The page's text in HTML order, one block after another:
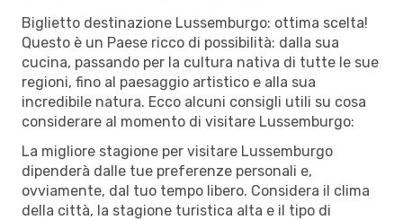
Biglietto destinazione Lussemburgo: ottima scelta!
Questo è un Paese ricco di possibilità: dalla sua
cucina, passando per la cultura nativa di tutte le sue
regioni, fino al paesaggio artistico e alla sua
incredibile natura. Ecco alcuni consigli utili su cosa
considerare al momento di visitare Lussemburgo:
La migliore stagione per visitare Lussemburgo
dipenderà dalle tue preferenze personali e,
ovviamente, dal tuo tempo libero. Considera il clima
della città, la stagione turistica alta e il tipo di